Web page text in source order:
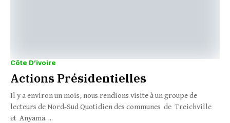
Côte D’ivoire
Actions Présidentielles
Il y a environ un mois, nous rendions visite à un groupe de
lecteurs de Nord-Sud Quotidien des communes de Treichville
et Anyama. ...